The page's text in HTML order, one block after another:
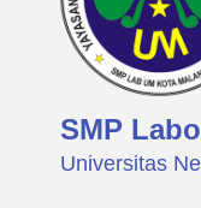
SMP
Universitas